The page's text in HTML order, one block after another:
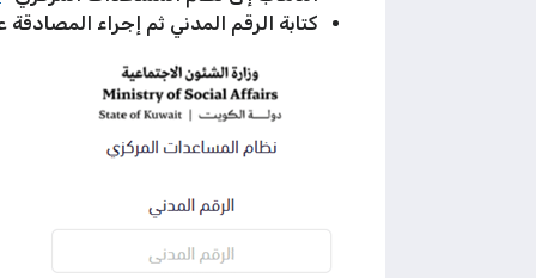
كتابة الرقم المدني ثم إجراء المصادقة